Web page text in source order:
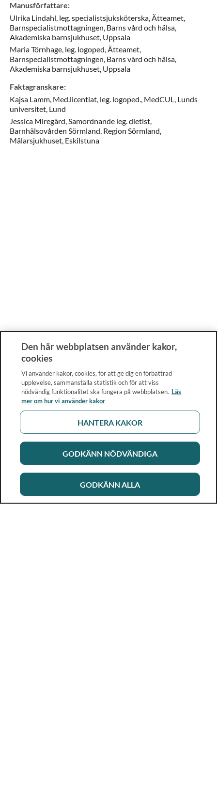
Manusförfattare:
Ulrika Lindahl, leg. specialistsjuksköterska,Ätteamet,
Barnspecialistmottagningen, Barns vård och hälsa,
Akademiska barnsjukhuset, Uppsala
MariaTörnhage, leg. logoped,Ätteamet,
Barnspecialistmottagningen, Barns vård och hälsa,
Akademiska barnsjukhuset, Uppsala
Faktagranskare:
Kajsa Lamm, Med.licentiat, leg. logoped., MedCUL, Lunds
universitet, Lund
Jessica Miregård,Samordnande leg. dietist,
Barnhälsovården Sörmland, Region Sörmland,
Mälarsjukhuset, Eskilstuna
Den här webbplatsen använder kakor,
cookies
Vi använder kakor, cookies, för att ge dig en förbättrad
upplevelse, sammanställa statistik och för att viss
nödvändig funktionalitet ska fungera på webbplatsen. Läs
mer om hur vi använder kakor
HANTERA KAKOR
GODKÄNN NÖDVÄNDIGA
GODKÄNN ALLA